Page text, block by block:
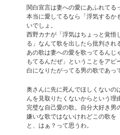
関白宣言は妻への愛にあふれてる
本当に愛してるなら「浮気するか
いでしょ。
西野カナが「浮気はちょっと覚悟
る」なんて歌を出したら批判され
あの歌は妻への愛を歌ってるんじ
もてるんだぜ」ということをア
白になりたがってる男の歌であっ
奥さんに先に死んでほしくないの
んを見取りたくないからという理
完璧な自己愛の歌。自分大好き男
嫌いな歌ではないけれどこの歌を
と、はぁ？って思うわ。